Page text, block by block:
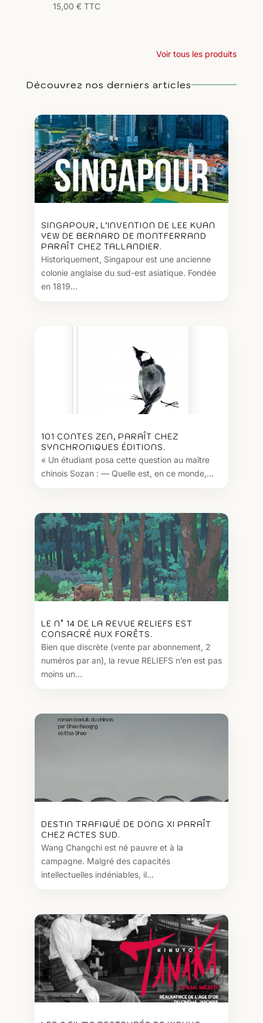
15,00€ TTC
Voir tous les produits
Découvrez nos derniers articles
SINGAPOUR, L’INVENTION DE LEE KUAN
YEW DE BERNARD DE MONTFERRAND
PARAÎT CHEZ TALLANDIER.
Historiquement, Singapour est une ancienne
colonie anglaise du sud-est asiatique. Fondée
en 1819...
101 CONTES ZEN, PARAÎT CHEZ
SYNCHRONIQUES ÉDITIONS.
« Un étudiant posa cette question au maître
chinois Sozan : — Quelle est, en ce monde,...
LE N° 14 DE LA REVUE RELIEFS EST
CONSACRÉ AUX FORÊTS.
Bien que discrète (vente par abonnement, 2
numéros par an), la revue RELIEFS n’en est pas
moins un...
DESTIN TRAFIQUÉ DE DONG XI PARAÎT
CHEZ ACTES SUD.
Wang Changchi est né pauvre et à la
campagne. Malgré des capacités
intellectuelles indéniables, il...